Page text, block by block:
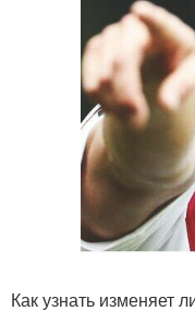
Как узнать изменяет